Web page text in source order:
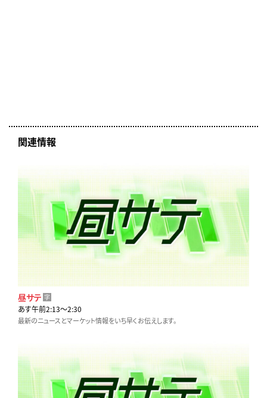
関連情報
昼サテ 字
あす午前2:13〜2:30
最新のニュースとマーケット情報をいち早くお伝えします。